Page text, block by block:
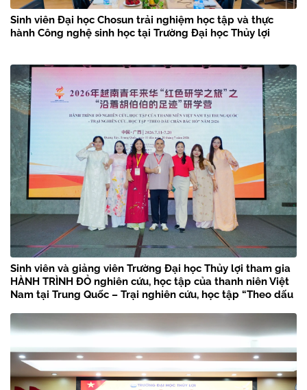
Sinh viên Đại học Chosun trải nghiệm học tập và thực
hành Công nghệ sinh học tại Trường Đại học Thủy lợi
Sinh viên và giảng viên Trường Đại học Thủy lợi tham gia
HÀNH TRÌNH ĐỎ nghiên cứu, học tập của thanh niên Việt
Nam tại Trung Quốc – Trại nghiên cứu, học tập “Theo dấu